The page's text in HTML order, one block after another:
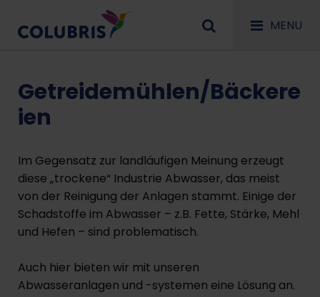
MENU
Getreidemühlen/Bäckere
ien
Im Gegensatz zur landläufigen Meinung erzeugt
diese „trockene“ Industrie Abwasser, das meist
von der Reinigung der Anlagen stammt. Einige der
Schadstoffe im Abwasser – z.B. Fette, Stärke, Mehl
und Hefen – sind problematisch.
Auch hier bieten wir mit unseren
Abwasseranlagen und -systemen eine Lösung an.